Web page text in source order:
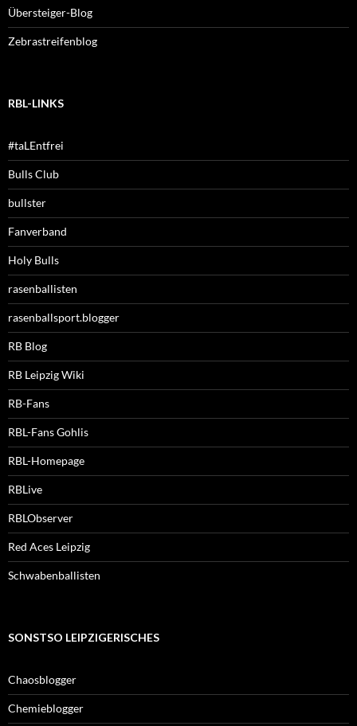
Übersteiger-Blog
Zebrastreifenblog
RBL-LINKS
#taLEntfrei
Bulls Club
bullster
Fanverband
Holy Bulls
rasenballisten
rasenballsport.blogger
RB Blog
RB Leipzig Wiki
RB-Fans
RBL-Fans Gohlis
RBL-Homepage
RBLive
RBLObserver
Red Aces Leipzig
Schwabenballisten
SONSTSO LEIPZIGERISCHES
Chaosblogger
Chemieblogger